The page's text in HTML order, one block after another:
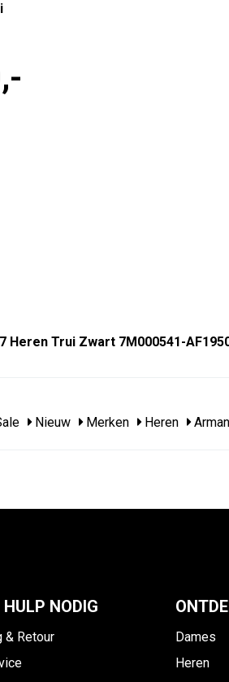
,-
Heren Trui Zwart 7M000541-
Nieuw Merken Heren
HULP NODIG
& Retour
Dames
Heren